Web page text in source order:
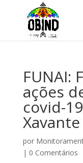
FUNAI:
ações
covid-
por
| 0 Comentários